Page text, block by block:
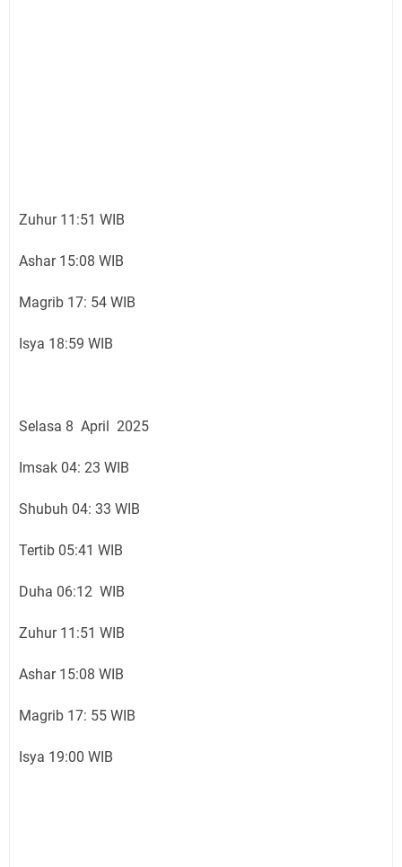
Zuhur 11:51 WIB
Ashar 15:08 WIB
Magrib 17: 54 WIB
Isya 18:59 WIB
Selasa 8 April 2025
Imsak 04: 23 WIB
Shubuh 04: 33 WIB
Tertib 05:41 WIB
Duha 06:12 WIB
Zuhur 11:51 WIB
Ashar 15:08 WIB
Magrib 17: 55 WIB
Isya 19:00 WIB